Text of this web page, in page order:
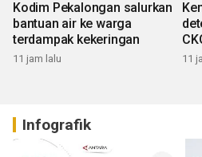
Kodim Pekalongan salurkan
bantuan air ke warga
terdampak kekeringan
11 jam lalu 11
Infografik